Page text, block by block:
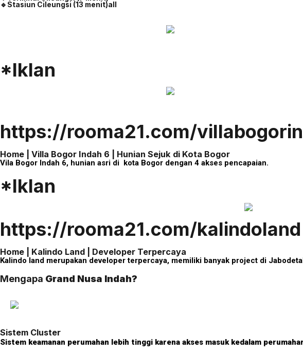
🔹Stasiun Cileungsi (13 menit)all
*Iklan
https://rooma21.com/
Home | Villa Bogor Indah 6 | Hunian Sejuk di Kota Bogor
Vila Bogor Indah 6, hunian asri di kota Bogor dengan 4 akses pencapaian.
*Iklan
https://rooma21.com/kalindoland
Home | Kalindo Land | Developer Terpercaya
Kalindo land merupakan developer terpercaya, memiliki banyak project di
Mengapa Grand Nusa Indah?
Sistem Cluster
Sistem keamanan perumahan lebih tinggi karena akses masuk kedalam